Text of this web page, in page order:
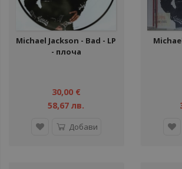
Michael Jackson - Bad - LP
- плоча
30,00 €
58,67 лв.
Добави